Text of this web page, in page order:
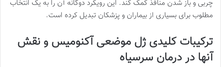
چربی و باز شدن منافذ کمک کند. این رویکرد دوگانه آن را به یک انتخاب
مطلوب برای بسیاری از بیماران و پزشکان تبدیل کرده است.
ترکیبات کلیدی ژل موضعی آکنومیس و نقش
آنها در درمان سرسیاه